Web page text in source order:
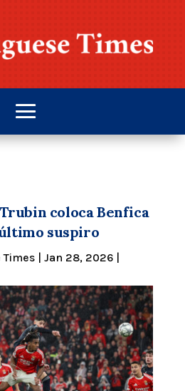
coloca Benfica
suspiro
| Jan 28, 2026|